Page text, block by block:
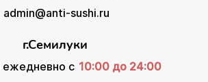
admin@anti-sushi.ru
г.Семилуки
ежедневно с 10:00 до 24:00